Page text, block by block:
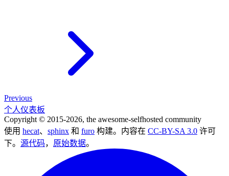
Previous
个人仪表板
Copyright © 2015-2026, the awesome-selfhosted community
使用 hecat、 sphinx 和 furo 构建。内容在 CC-BY-SA 3.0 许可
下。 源代码， 原始数据。